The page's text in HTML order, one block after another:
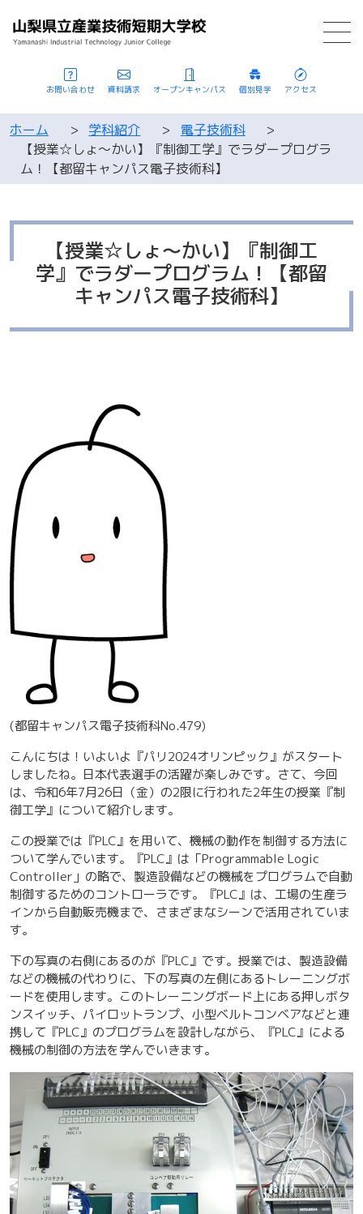
お問い合わせ 資料請求 オープンキャンパス 個別見学 アクセス
ホーム > 学科紹介 > 電子技術科
>
【授業☆しょ～かい】『制御工学』でラダープログラ
ム！【都留キャンパス電子技術科】
【授業☆しょ～かい】『制御工
学』でラダープログラム！【都留
キャンパス電子技術科】
(都留キャンパス電子技術科No.479)
こんにちは！いよいよ『パリ2024オリンピック』がスタート
しましたね。日本代表選手の活躍が楽しみです。さて、今回
は、令和6年7月26日（金）の2限に行われた2年生の授業『制
御工学』について紹介します。
この授業では『PLC』を用いて、機械の動作を制御する方法に
ついて学んでいます。『PLC』は「Programmable Logic
Controller」の略で、製造設備などの機械をプログラムで自動
制御するためのコントローラです。『PLC』は、工場の生産ラ
インから自動販売機まで、さまざまなシーンで活用されていま
す。
下の写真の右側にあるのが『PLC』です。授業では、製造設備
などの機械の代わりに、下の写真の左側にあるトレーニングボ
ードを使用します。このトレーニングボード上にある押しボタ
ンスイッチ、パイロットランプ、小型ベルトコンベアなどと連
携して『PLC』のプログラムを設計しながら、『PLC』による
機械の制御の方法を学んでいきます。